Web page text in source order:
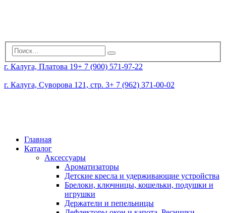
г. Калуга, Платова 19+ 7 (900) 571-97-22
г. Калуга, Суворова 121, стр. 3+ 7 (962) 371-00-02
Главная
Каталог
Аксессуары
Ароматизаторы
Детские кресла и удерживающие устройства
Брелоки, ключницы, кошельки, подушки и
игрушки
Держатели и пепельницы